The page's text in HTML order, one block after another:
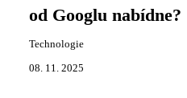
od Googlu nabídne?
Technologie
08. 11. 2025